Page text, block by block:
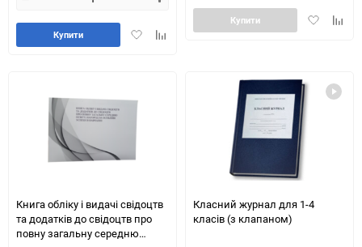
ДодатиДодайте
Купити
Додати
Купити
Книга обліку і видачі свідоцтв
та додатків до свідоцтв про
повну загальну середню
Класний журнал для 1-4
класів (з клапаном)